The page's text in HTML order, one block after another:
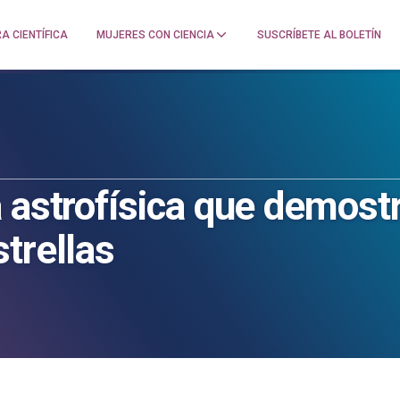
CIENTÍFICA MUJERES CON CIENCIA SUSCRÍBETE AL BOLETÍN
que